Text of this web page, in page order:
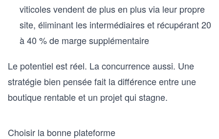
viticoles vendent de plus en plus via leur propre
site, éliminant les intermédiaires et récupérant 20
à 40 % de marge supplémentaire
Le potentiel est réel. La concurrence aussi. Une
stratégie bien pensée fait la différence entre une
boutique rentable et un projet qui stagne.
Choisir la bonne plateforme